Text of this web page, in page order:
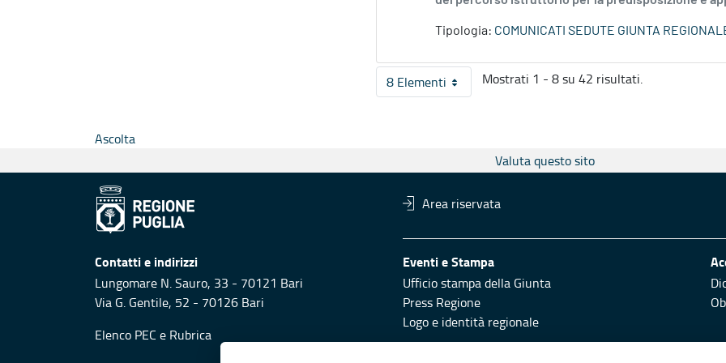
Tipologia: COMUNICATI SEDUTE GIUNTA
8 ElementiPer pagina
Mostrati 1 - 8 su 42 risultati.
Ascolta
Valuta questo sito
Area riservata
Contatti e indirizzi
Lungomare N. Sauro, 33 - 70121 Bari
Via G. Gentile, 52 - 70126 Bari
Elenco PEC e Rubrica
Eventi e Stampa
Ufficio stampa della Giunta
Press Regione
Logo e identità regionale